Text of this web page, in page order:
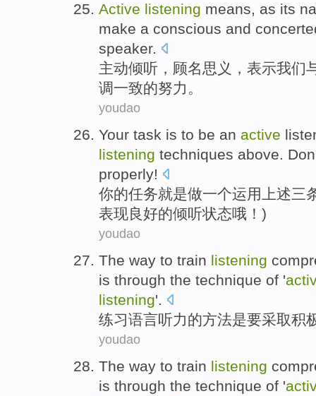
Active listening means, as its
make a conscious and
speaker.
主动倾听 ， 顾名思义 ，表示我们
调一致的努力 。
youdao
Your task is to be an active
listening techniques above.
properly!
你的任务就是做一个运用 上述三
表现良好的倾听状态哦！)
youdao
The way to train listening
is through the technique of '
listening'.
练习语言听力的方法是要采取积
youdao
The way to train listening
is through the technique of '